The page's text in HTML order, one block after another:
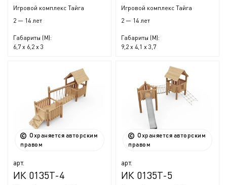
Игровой комплекс Тайга
2 — 14 лет
Габариты (М):
6,7 x 6,2 x 3
Игровой комплекс Тайга
2 — 14 лет
Габариты (М):
9,2 x 4,1 x 3,7
Охраняется авторским
правом
арт.
ИК 0135Т-4
Охраняется авторским
правом
арт.
ИК 0135Т-5